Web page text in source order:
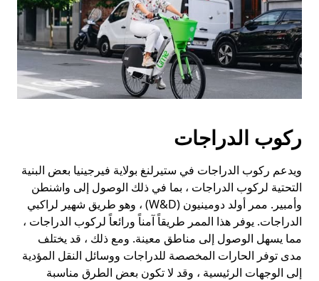
ركوب الدراجات
ويدعم ركوب الدراجات في ستيرلنغ بولاية فيرجينيا بعض البنية
التحتية لركوب الدراجات ، بما في ذلك الوصول إلى واشنطن
وأمبير. ممر أولد دومينيون (W&D) ، وهو طريق شهير لراكبي
الدراجات. يوفر هذا الممر طريقاً آمناً ورائعاً لركوب الدراجات ،
مما يسهل الوصول إلى مناطق معينة. ومع ذلك ، قد يختلف
مدى توفر الحارات المخصصة للدراجات ووسائل النقل المؤدية
إلى الوجهات الرئيسية ، وقد لا تكون بعض الطرق مناسبة